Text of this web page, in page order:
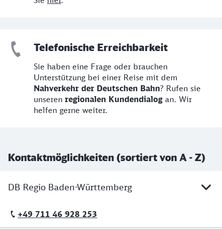
Telefonische Erreichbarkeit
Sie haben eine Frage oder brauchen
Unterstützung bei einer Reise mit dem
Nahverkehr der Deutschen Bahn? Rufen sie
unseren regionalen Kundendialog an. Wir
helfen gerne weiter.
Kontaktmöglichkeiten (sortiert von A - Z)
DB Regio Baden-Württemberg
Telefonische Erreichbarkeit
+49 711 46 928 253